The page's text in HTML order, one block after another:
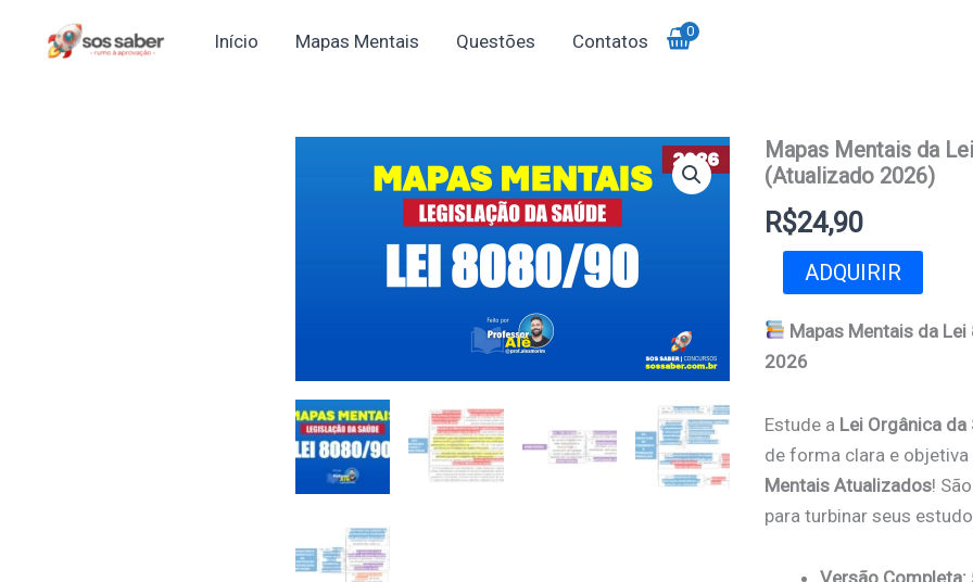
Início Mapas Mentais Questões Contatos 0
Mapas Mentais da
(Atualizado 2026)
R$24,90
Mapas
Mentais
da
Lei
8080/90
(Atualizado
quantidade
ADQUIRIR
Mapas Mentais da
2026
Estude a Lei Orgânica
de forma clara e
Mentais Atualizados!
para turbinar seus